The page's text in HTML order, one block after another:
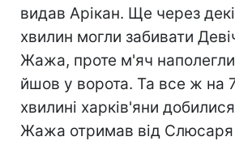
видав Арікан. Ще через
хвилин могли забивати
Жажа, проте м'яч
йшов у ворота. Та все ж на
хвилині харків'яни
Жажа отримав від Слюсаря